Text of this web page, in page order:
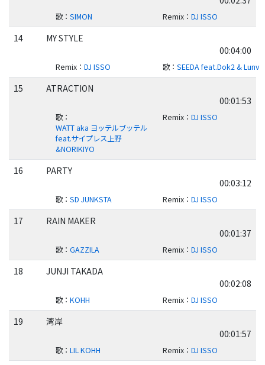
歌： SIMON Remix： DJ ISSO
14
MY STYLE
00:04:00
Remix： DJ ISSO 歌： SEEDA feat.Dok2 & Lunv
15
ATRACTION
00:01:53
歌：
WATT aka ヨッテルブッテル
feat.サイプレス上野
&NORIKIYO
Remix： DJ ISSO
16
PARTY
00:03:12
歌： SD JUNKSTA Remix： DJ ISSO
17
RAIN MAKER
00:01:37
歌： GAZZILA Remix： DJ ISSO
18
JUNJI TAKADA
00:02:08
歌： KOHH Remix： DJ ISSO
19
湾岸
00:01:57
歌： LIL KOHH Remix： DJ ISSO